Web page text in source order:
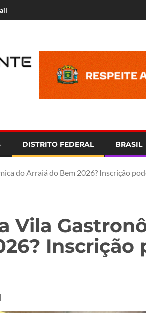
DISTRITO FEDERAL BRASIL
do Arraiá do Bem 2026? Inscrição
Vila
Inscrição